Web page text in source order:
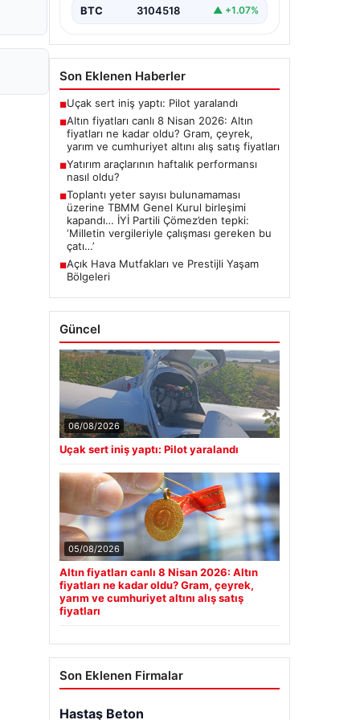
BTC 3104518 ▲ +1.07%
Son Eklenen Haberler
■Uçak sert iniş yaptı: Pilot yaralandı
■Altın fiyatları canlı 8 Nisan 2026: Altın
fiyatları ne kadar oldu? Gram, çeyrek,
yarım ve cumhuriyet altını alış satış fiyatları
■Yatırım araçlarının haftalık performansı
nasıl oldu?
■Toplantı yeter sayısı bulunamaması
üzerine TBMM Genel Kurul birleşimi
kapandı… İYİ Partili Çömez’den tepki:
‘Milletin vergileriyle çalışması gereken bu
çatı…’
■Açık Hava Mutfakları ve Prestijli Yaşam
Bölgeleri
Güncel
06/08/2026
Uçak sert iniş yaptı: Pilot yaralandı
05/08/2026
Altın fiyatları canlı 8 Nisan 2026: Altın
fiyatları ne kadar oldu? Gram, çeyrek,
yarım ve cumhuriyet altını alış satış
fiyatları
Son Eklenen Firmalar
Hastaş Beton